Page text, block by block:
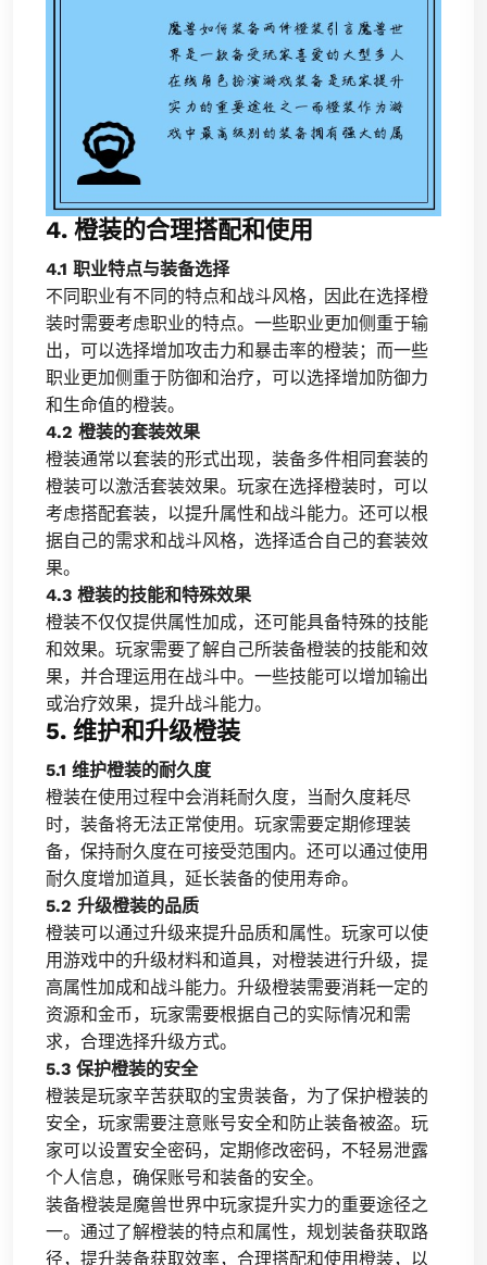
4. 橙装的合理搭配和使用
4.1 职业特点与装备选择
不同职业有不同的特点和战斗风格，因此在选择橙
装时需要考虑职业的特点。一些职业更加侧重于输
出，可以选择增加攻击力和暴击率的橙装；而一些
职业更加侧重于防御和治疗，可以选择增加防御力
和生命值的橙装。
4.2 橙装的套装效果
橙装通常以套装的形式出现，装备多件相同套装的
橙装可以激活套装效果。玩家在选择橙装时，可以
考虑搭配套装，以提升属性和战斗能力。还可以根
据自己的需求和战斗风格，选择适合自己的套装效
果。
4.3 橙装的技能和特殊效果
橙装不仅仅提供属性加成，还可能具备特殊的技能
和效果。玩家需要了解自己所装备橙装的技能和效
果，并合理运用在战斗中。一些技能可以增加输出
或治疗效果，提升战斗能力。
5. 维护和升级橙装
5.1 维护橙装的耐久度
橙装在使用过程中会消耗耐久度，当耐久度耗尽
时，装备将无法正常使用。玩家需要定期修理装
备，保持耐久度在可接受范围内。还可以通过使用
耐久度增加道具，延长装备的使用寿命。
5.2 升级橙装的品质
橙装可以通过升级来提升品质和属性。玩家可以使
用游戏中的升级材料和道具，对橙装进行升级，提
高属性加成和战斗能力。升级橙装需要消耗一定的
资源和金币，玩家需要根据自己的实际情况和需
求，合理选择升级方式。
5.3 保护橙装的安全
橙装是玩家辛苦获取的宝贵装备，为了保护橙装的
安全，玩家需要注意账号安全和防止装备被盗。玩
家可以设置安全密码，定期修改密码，不轻易泄露
个人信息，确保账号和装备的安全。
装备橙装是魔兽世界中玩家提升实力的重要途径之
一。通过了解橙装的特点和属性，规划装备获取路
径，提升装备获取效率，合理搭配和使用橙装，以